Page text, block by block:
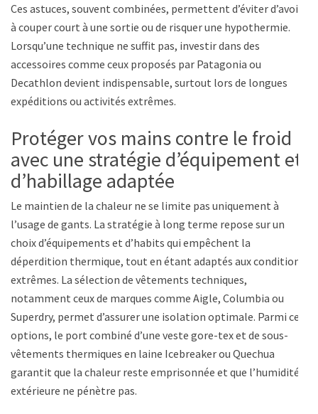
Ces astuces, souvent combinées, permettent d’éviter d’avoir
à couper court à une sortie ou de risquer une hypothermie.
Lorsqu’une technique ne suffit pas, investir dans des
accessoires comme ceux proposés par Patagonia ou
Decathlon devient indispensable, surtout lors de longues
expéditions ou activités extrêmes.
Protéger vos mains contre le froid
avec une stratégie d’équipement et
d’habillage adaptée
Le maintien de la chaleur ne se limite pas uniquement à
l’usage de gants. La stratégie à long terme repose sur un
choix d’équipements et d’habits qui empêchent la
déperdition thermique, tout en étant adaptés aux conditions
extrêmes. La sélection de vêtements techniques,
notamment ceux de marques comme Aigle, Columbia ou
Superdry, permet d’assurer une isolation optimale. Parmi ces
options, le port combiné d’une veste gore-tex et de sous-
vêtements thermiques en laine Icebreaker ou Quechua
garantit que la chaleur reste emprisonnée et que l’humidité
extérieure ne pénètre pas.